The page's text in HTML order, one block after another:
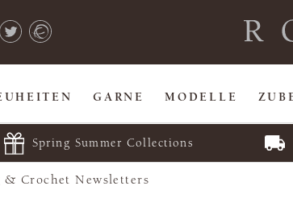
GARNE MODELLE
Spring Summer Collections
Crochet Newsletters